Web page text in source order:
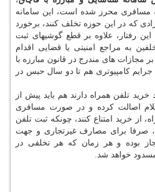
مسافری محرز شده است، این سامانه
که در این حوزه تخلف کنند، برخورد
رفتار، علاوه بر قطع گوشیهای ثبت
به مراجع امنیتی یا قضایی اقدام
مجازات های مندرج در قانون مبارزه با
جرایم کامپیوتری هم تا دو سال حبس در
تلفن همراه دارند هم باید پیش از
راه #۷۷۷۷* استعلام اصالت کرده و در صورت مسافری
از خرید امتناع کنند، چونکه ثبت تلفن
صرفا برای مصارف غیرتجاری و جهت
بوده و هر زمان که هر تخلفی در
خواهد شد.